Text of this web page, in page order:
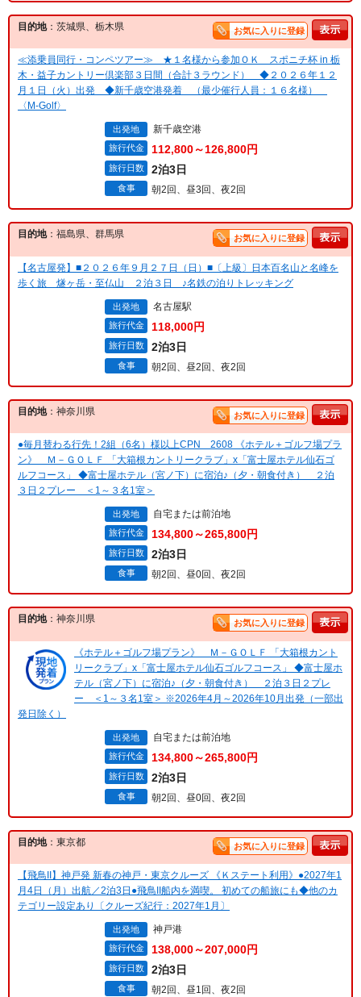
目的地：茨城県、栃木県 お気に入りに登録
≪添乗員同行・コンペツアー≫ ★１名様から参加ＯＫ スポニチ杯 in 栃
木・益子カントリー倶楽部３日間（合計３ラウンド） ◆２０２６年１２
月１日（火）出発 ◆新千歳空港発着 （最少催行人員：１６名様）
〈M-Golf〉
出発地 新千歳空港
旅行代金 112,800～126,800円
旅行日数 2泊3日
食事 朝2回、昼3回、夜2回
目的地：福島県、群馬県 お気に入りに登録
【名古屋発】■２０２６年９月２７日（日）■〔上級〕日本百名山と名峰を
歩く旅 燧ヶ岳・至仏山 ２泊３日 ♪名鉄の泊りトレッキング
出発地 名古屋駅
旅行代金 118,000円
旅行日数 2泊3日
食事 朝2回、昼2回、夜2回
目的地：神奈川県 お気に入りに登録
●毎月替わる行先！2組（6名）様以上CPN 2608 《ホテル＋ゴルフ場プラ
ン》 Ｍ－ＧＯＬＦ 「大箱根カントリークラブ」x「富士屋ホテル仙石ゴ
ルフコース」 ◆富士屋ホテル（宮ノ下）に宿泊♪（夕・朝食付き） ２泊
３日２プレー ＜1～３名1室＞
出発地 自宅または前泊地
旅行代金 134,800～265,800円
旅行日数 2泊3日
食事 朝2回、昼0回、夜2回
目的地：神奈川県 お気に入りに登録
《ホテル＋ゴルフ場プラン》 Ｍ－ＧＯＬＦ 「大箱根カント
リークラブ」x「富士屋ホテル仙石ゴルフコース」 ◆富士屋ホ
テル（宮ノ下）に宿泊♪（夕・朝食付き） ２泊３日２プレ
ー ＜1～３名1室＞ ※2026年4月～2026年10月出発（一部出
発日除く）
出発地 自宅または前泊地
旅行代金 134,800～265,800円
旅行日数 2泊3日
食事 朝2回、昼0回、夜2回
目的地：東京都 お気に入りに登録
【飛鳥II】神戸発 新春の神戸・東京クルーズ 《Ｋステート利用》●2027年1
月4日（月）出航／2泊3日●飛鳥II船内を満喫。 初めての船旅にも◆他のカ
テゴリー設定あり〔クルーズ紀行：2027年1月〕
出発地 神戸港
旅行代金 138,000～207,000円
旅行日数 2泊3日
食事 朝2回、昼1回、夜2回